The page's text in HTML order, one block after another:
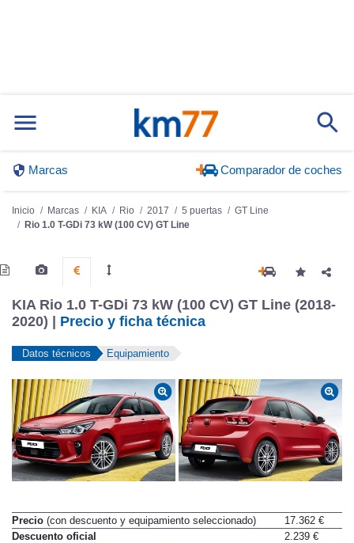
Marcas Comparador de coches
Inicio Marcas KIA Rio 2017 5 puertas
GT Line
Rio 1.0 T-GDi 73 kW (100 CV) GT Line
KIA Rio 1.0 T-GDi 73 kW (100 CV) GT Line (2018-
2020) | Precio y ficha técnica
Datos técnicos Equipamiento
Precio (con descuento y equipamiento seleccionado)
17.362 €
Descuento oficial
2.239 €